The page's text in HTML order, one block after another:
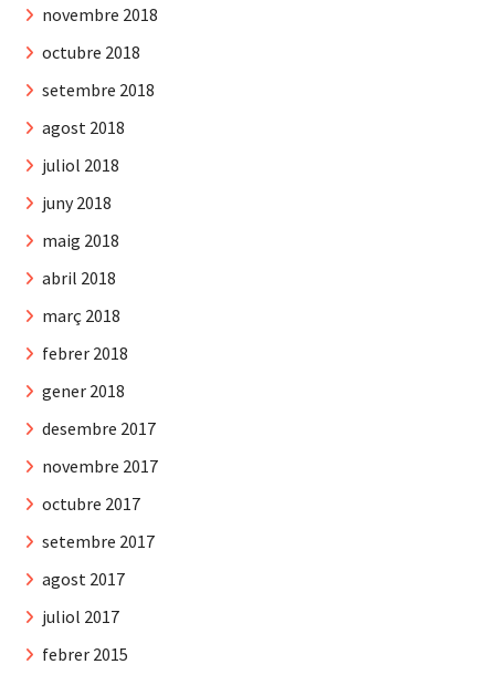
novembre 2018
octubre 2018
setembre 2018
agost 2018
juliol 2018
juny 2018
maig 2018
abril 2018
març 2018
febrer 2018
gener 2018
desembre 2017
novembre 2017
octubre 2017
setembre 2017
agost 2017
juliol 2017
febrer 2015